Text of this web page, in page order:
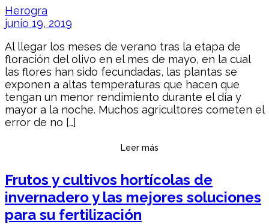
Herogra
junio 19, 2019
Al llegar los meses de verano tras la etapa de
floración del olivo en el mes de mayo, en la cual
las flores han sido fecundadas, las plantas se
exponen a altas temperaturas que hacen que
tengan un menor rendimiento durante el día y
mayor a la noche. Muchos agricultores cometen el
error de no […]
Leer más
Frutos y cultivos hortícolas de
invernadero y las mejores soluciones
para su fertilización